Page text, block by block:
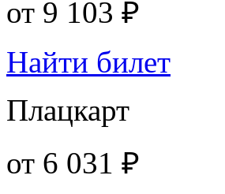
от 9 103 ₽
Найти билет
Плацкарт
от 6 031 ₽